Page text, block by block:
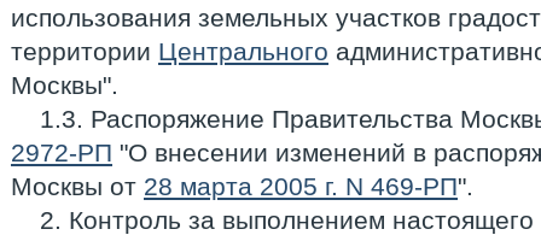
использования земельных участков
территории Центрального
Москвы".
1.3. Распоряжение Правительства
2972-РП "О внесении изменений в
Москвы от 28 марта 2005 г. N 469-РП".
2. Контроль за выполнением